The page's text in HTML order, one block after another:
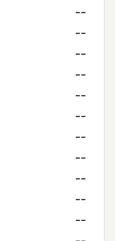
--
--
--
--
--
--
--
--
--
--
--